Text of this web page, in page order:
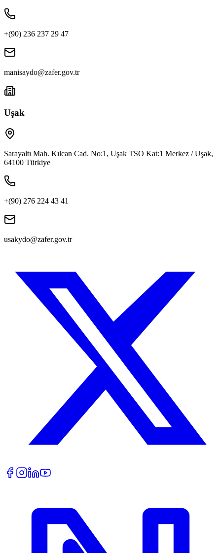
+(90) 236 237 29 47
manisaydo@zafer.gov.tr
Uşak
Sarayaltı Mah. Kılcan Cad. No:1, Uşak TSO Kat:1 Merkez / Uşak,
64100 Türkiye
+(90) 276 224 43 41
usakydo@zafer.gov.tr